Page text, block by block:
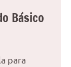
Básico
para